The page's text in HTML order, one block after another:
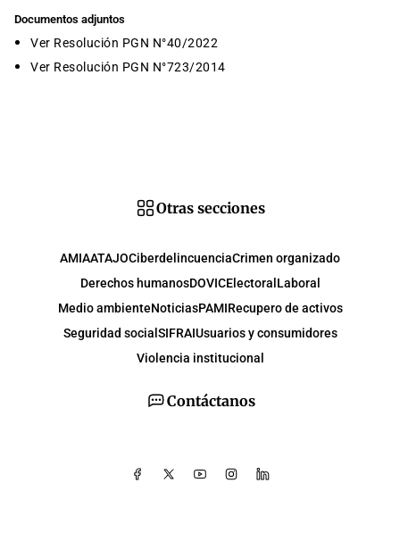
Documentos adjuntos
Ver Resolución PGN N°40/2022
Ver Resolución PGN N°723/2014
Contáctanos
Otras secciones
AMIAATAJOCiberdelincuenciaCrimen organizado
Derechos humanosDOVICElectoral Laboral
Medio ambienteNoticiasPAMIRecupero de activos
Seguridad social SIFRAIUsuarios y consumidores
Violencia institucional